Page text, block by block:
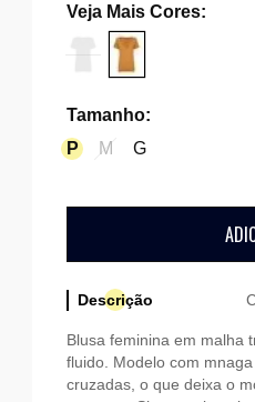
Veja Mais Cores:
Tamanho:
P
M G
Descrição
Blusa feminina em malha
fluido. Modelo com
cruzadas, o que deixa o